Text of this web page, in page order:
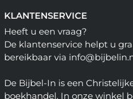
KLANTENSERVICE
Heeft u een vraag?
De klantenservice helpt u
bereikbaar via
De Bijbel-In is een
boekhandel. In onze winkel